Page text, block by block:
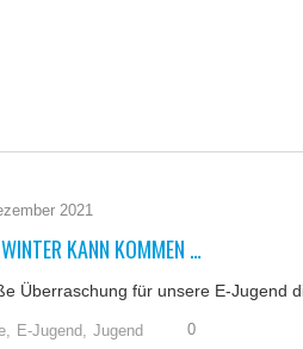
2021
KANN KOMMEN …
Überraschung für unsere E-Jugend
E-Jugend, Jugend 0